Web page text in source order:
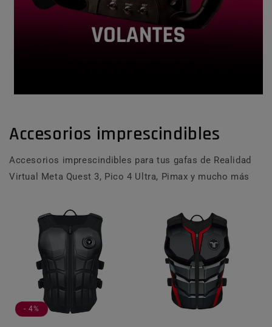
Accesorios imprescindibles
Accesorios imprescindibles para tus gafas de Realidad
Virtual Meta Quest 3, Pico 4 Ultra, Pimax y mucho más
- 4%